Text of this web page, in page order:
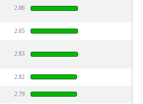
2.86
2.85
2.83
2.82
2.79